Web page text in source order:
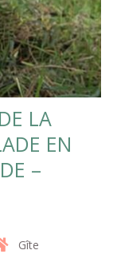
LA
EN
–
Gîte